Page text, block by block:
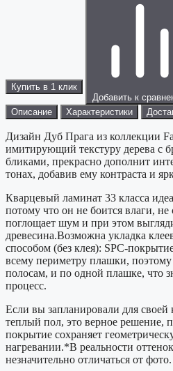
Купить в 1 клик
Добавить к
Описание
Характеристики
Дизайн Дуб Прага из коллекции
имитирующий текстуру дерева с
бликами, прекрасно дополнит
тонах, добавив ему контраста и
Кварцевый ламинат 33 класса
потому что он не боится влаги, не
поглощает шум и при этом
древесина.Возможна укладка
способом (без клея): SPC-
всему периметру плашки,
полосам, и по одной плашке, что
процесс.
Если вы запланировали для
теплый пол, это верное решение,
покрытие сохраняет
нагревании.*В реальности
незначительно отличаться от фото.